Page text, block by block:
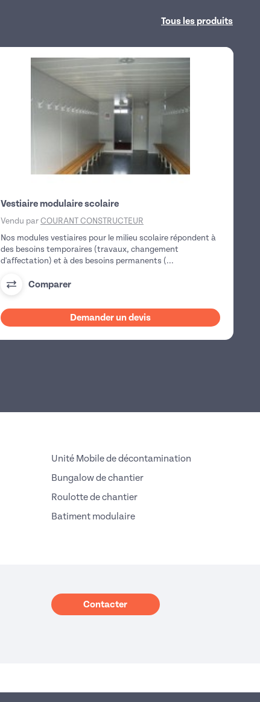
Vestiaire modulaire scolaire
Vendu par COURANT CONSTRUCTEUR
Nos modules vestiaires pour le milieu scolaire répondent à
des besoins temporaires (travaux, changement
d'affectation) et à des besoins permanents (...
Comparer
Demander un devis
Tous les produits
Unité Mobile de décontamination
Bungalow de chantier
Roulotte de chantier
Batiment modulaire
Contacter